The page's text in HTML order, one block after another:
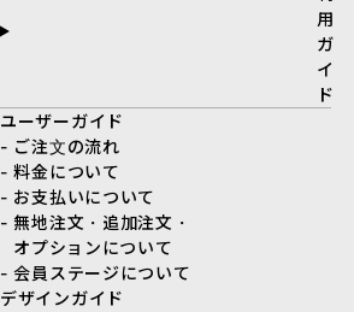
用
ガ
イ
ド
ユーザーガイド
- ご注文の流れ
- 料金について
- お支払いについて
- 無地注文・追加注文・
オプションについて
- 会員ステージについて
デザインガイド